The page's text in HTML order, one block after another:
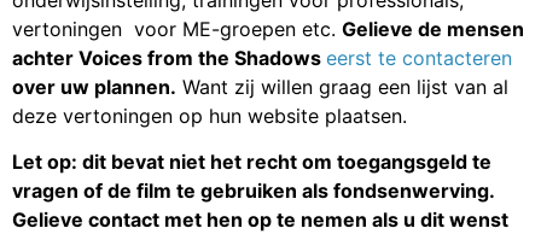
vertoningen voor ME-groepen etc. Gelieve de mensen
achter Voices from the Shadows eerst te contacteren
over uw plannen. Want zij willen graag een lijst van al
deze vertoningen op hun website plaatsen.
Let op: dit bevat niet het recht om toegangsgeld te
vragen of de film te gebruiken als fondsenwerving.
Gelieve contact met hen op te nemen als u dit wenst